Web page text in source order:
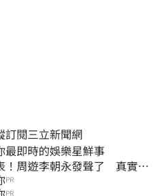
閱三立新聞網
即時的娛樂星鮮事
！周遊李朝永發聲了 真實看
PR
PR